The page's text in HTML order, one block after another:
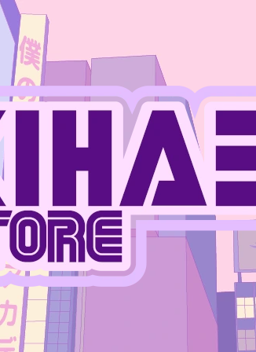
CO POTŘEBUJETE NAJÍT?
HLEDAT
DOPORUČUJEME
KAISEN - MEGUMI FUSHIGURO